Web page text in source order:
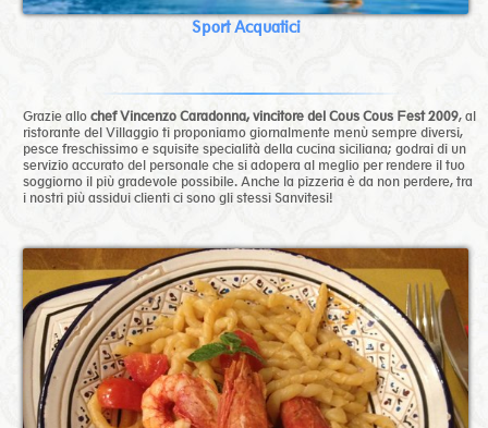
Sport Acquatici
Grazie allochef Vincenzo Caradonna, vincitore del Cous Cous Fest 2009, al
ristorante del Villaggio ti proponiamo giornalmente menù sempre diversi,
pesce freschissimo e squisite specialità della cucina siciliana; godrai di un
servizio accurato del personale che si adopera al meglio per rendere il tuo
soggiorno il più gradevole possibile. Anche la pizzeria è da non perdere, tra
i nostri più assidui clienti ci sono gli stessi Sanvitesi!